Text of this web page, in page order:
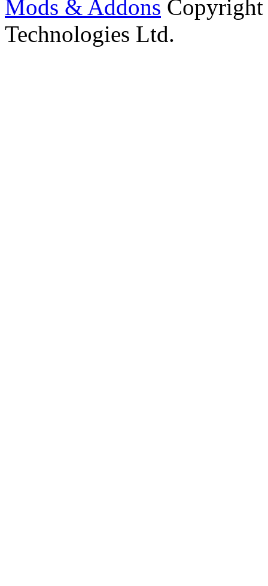
Mods & Addons
Technologies Ltd.